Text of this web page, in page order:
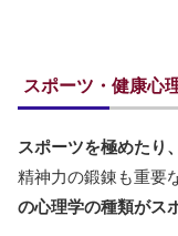
スポーツ・健康心
スポーツを極めたり
精神力の鍛錬も重要
の心理学の種類がス